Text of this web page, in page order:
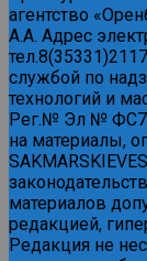
агентство
А.А. Адрес
службой по
технологий и
Рег.№ Эл №
на материалы,
материалов
редакцией,
Редакция не